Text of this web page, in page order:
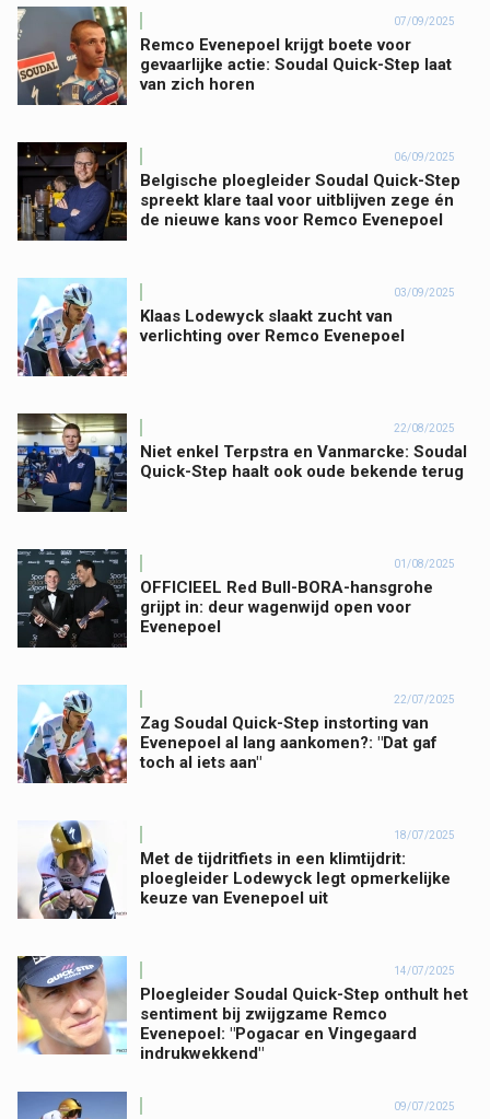
07/09/2025
Remco Evenepoel krijgt boete voor
gevaarlijke actie: Soudal Quick-Step laat
van zich horen
06/09/2025
Belgische ploegleider Soudal Quick-Step
spreekt klare taal voor uitblijven zege én
de nieuwe kans voor Remco Evenepoel
03/09/2025
Klaas Lodewyck slaakt zucht van
verlichting over Remco Evenepoel
22/08/2025
Niet enkel Terpstra en Vanmarcke: Soudal
Quick-Step haalt ook oude bekende terug
01/08/2025
OFFICIEEL Red Bull-BORA-hansgrohe
grijpt in: deur wagenwijd open voor
Evenepoel
22/07/2025
Zag Soudal Quick-Step instorting van
Evenepoel al lang aankomen?: "Dat gaf
toch al iets aan"
18/07/2025
Met de tijdritfiets in een klimtijdrit:
ploegleider Lodewyck legt opmerkelijke
keuze van Evenepoel uit
14/07/2025
Ploegleider Soudal Quick-Step onthult het
sentiment bij zwijgzame Remco
Evenepoel: "Pogacar en Vingegaard
indrukwekkend"
09/07/2025